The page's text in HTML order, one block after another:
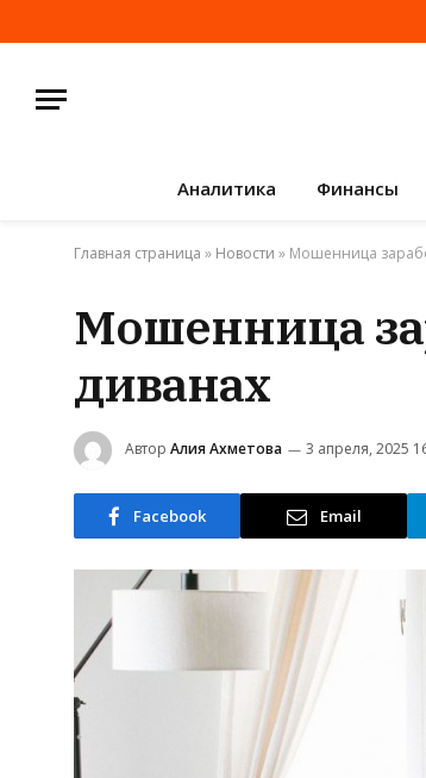
Аналитика Финансы
Главная страница » Новости » Мошенница
Мошенница
диванах
Автор Алия Ахметова 3 апреля, 2025
Facebook Email